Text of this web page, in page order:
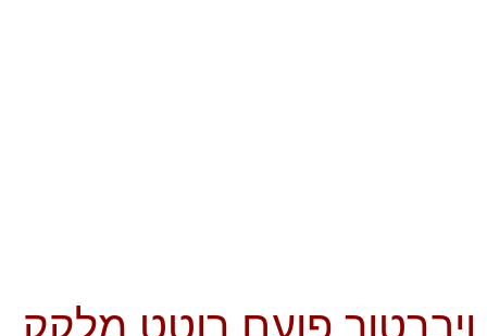
ויברטור פועם רוטט מלקק